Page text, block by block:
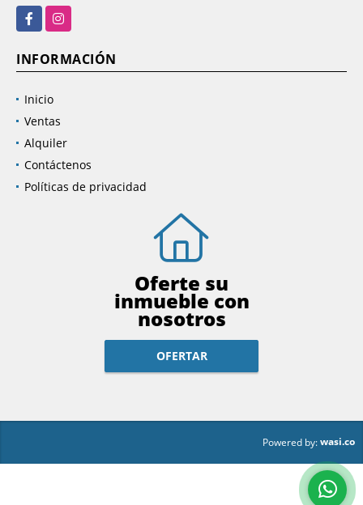
FacebookInstagram
INFORMACIÓN
Inicio
Ventas
Alquiler
Contáctenos
Políticas de privacidad
Oferte su
inmueble con
nosotros
OFERTAR
Powered by:wasi.co